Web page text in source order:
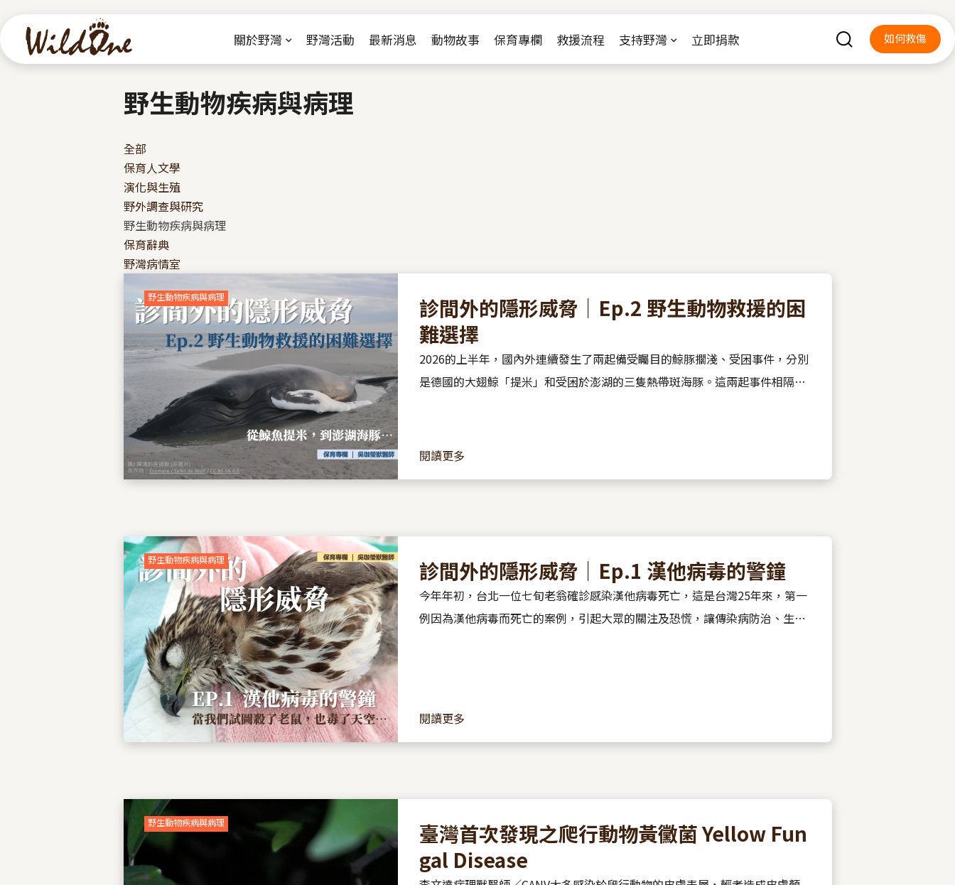
關於野灣 野灣活動 最新消息 動物故事 保育專欄 救援流程 支持野灣 立即捐款 如何救傷
野生動物疾病與病理
全部
保育人文學
演化與生殖
野外調查與研究
野生動物疾病與病理
保育辭典
野灣病情室
野生動物疾病與病理
診間外的隱形威脅｜Ep.2 野生動物救援的困
難選擇
2026的上半年，國內外連續發生了兩起備受矚目的鯨豚擱淺、受困事件，分別
是德國的大翅鯨「提米」和受困於澎湖的三隻熱帶斑海豚。這兩起事件相隔千
閱讀更多
野生動物疾病與病理 診間外的隱形威脅｜Ep.1 漢他病毒的警鐘
今年年初，台北一位七旬老翁確診感染漢他病毒死亡，這是台灣25年來，第一
例因為漢他病毒而死亡的案例，引起大眾的關注及恐慌，讓傳染病防治、生態
閱讀更多
野生動物疾病與病理
臺灣首次發現之爬行動物黃黴菌 Yellow Fun
gal Disease